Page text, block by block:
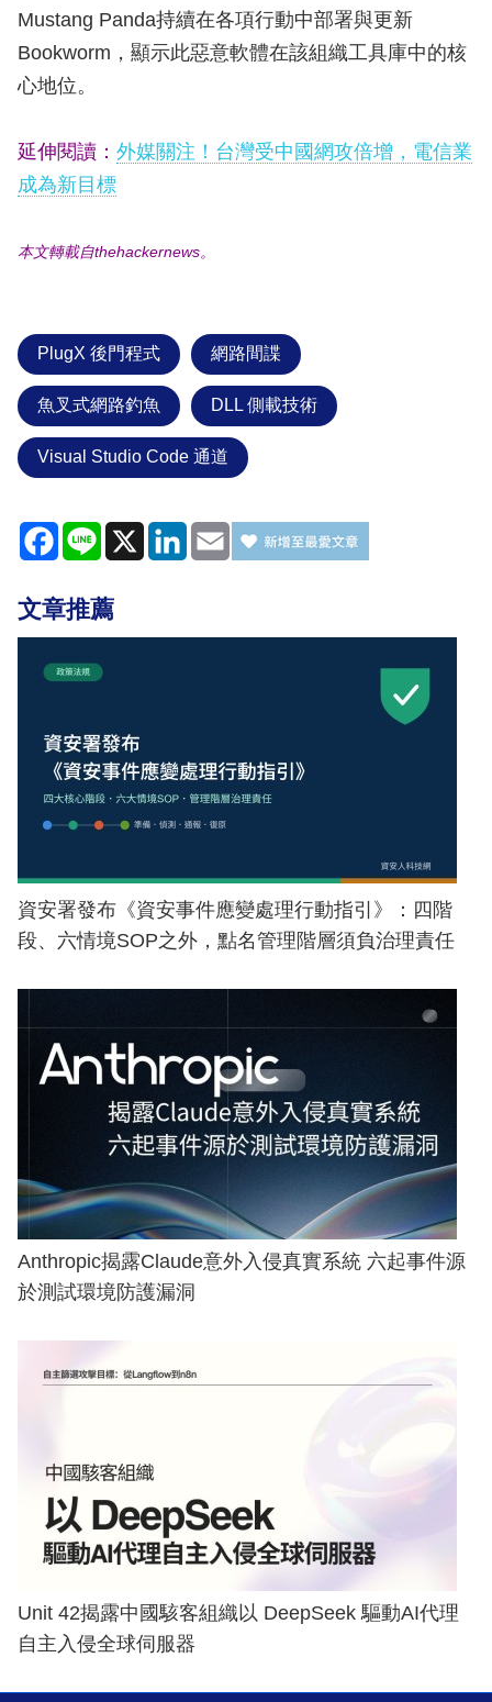
Mustang Panda持續在各項行動中部署與更新
Bookworm，顯示此惡意軟體在該組織工具庫中的核
心地位。
延伸閱讀： 外媒關注！台灣受中國網攻倍增，電信業
成為新目標
本文轉載自thehackernews。
PlugX 後門程式 網路間諜
魚叉式網路釣魚 DLL 側載技術
Visual Studio Code 通道
Facebook
Line X LinkedIn
Email
文章推薦
資安署發布《資安事件應變處理行動指引》：四階
段、六情境SOP之外，點名管理階層須負治理責任
Anthropic揭露Claude意外入侵真實系統 六起事件源
於測試環境防護漏洞
Unit 42揭露中國駭客組織以 DeepSeek 驅動AI代理
自主入侵全球伺服器